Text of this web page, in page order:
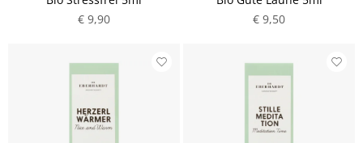
€ 9,90
€ 9,50